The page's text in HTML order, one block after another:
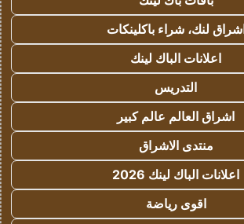
لنك، شراء باكلينكات
اعلانات الباك لينك
التدريس
اشراق العالم عالم كبير
منتدى الاشراق
اعلانات الباك لينك 2026
اقوى رياضة